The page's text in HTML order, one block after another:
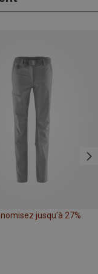
jusqu'à 27%